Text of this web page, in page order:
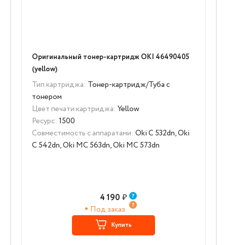
Оригинальный тонер-картридж OKI 46490405
(yellow)
Тип картриджа: Тонер-картридж/Туба с
тонером
Цвет печати картриджа: Yellow
Ресурс: 1500
Совместимость с аппаратами: Oki C 532dn, Oki
C 542dn, Oki MC 563dn, Oki MC 573dn
4 190 ₽
Под заказ
Купить